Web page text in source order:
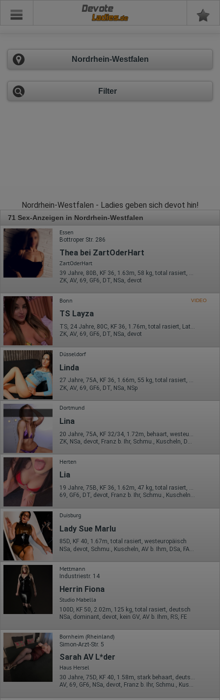
Devote
Nordrhein-Westfalen
Filter
Nordrhein-Westfalen - Ladies geben sich devot hin!
71 Sex-Anzeigen in Nordrhein-Westfalen
Essen
Bottroper Str. 286
Thea bei ZartOderHart
ZartOderHart
39 Jahre, 80B, KF 36, 1.63m, 58 kg, total rasiert, deutsch
ZK, AV, 69, GF6, DT, NSa, devot
Bonn VIDEO
TS Layza
TS, 24 Jahre, 80C, KF 36, 1.76m, total rasiert, Latina
ZK, AV, 69, GF6, DT, NSa, devot
Düsseldorf
Linda
27 Jahre, 75A, KF 36, 1.66m, 55 kg, total rasiert, orientalisch
ZK, AV, 69, GF6, DT, NSa, NSp
Dortmund
Lina
ZK, NSa, devot, Franz b. Ihr, Schmu., Kuscheln, DSa, DSp
Herten
Lia
19 Jahre, 75B, KF 36, 1.62m, 47 kg, total rasiert, deutsch
69, GF6, DT, devot, Franz b. Ihr, Schmu., Kuscheln, Körperküs.
Duisburg
Lady Sue Marlu
85D, KF 40, 1.67m, total rasiert, westeuropäisch
Mettmann
Industriestr. 14
Herrin Fiona
Studio Mabella
100D, KF 50, 2.02m, 125 kg, total rasiert, deutsch
NSa, dominant, devot, kein GV, AV b. Ihm, RS, FE
Bornheim (Rheinland)
Simon-Arzt-Str. 5
Sarah AV L*der
Haus Hersel
30 Jahre, 75D, KF 40, 1.58m, stark behaart, deutsch
AV, 69, GF6, NSa, devot, Franz b. Ihr, Schmu., Kuscheln